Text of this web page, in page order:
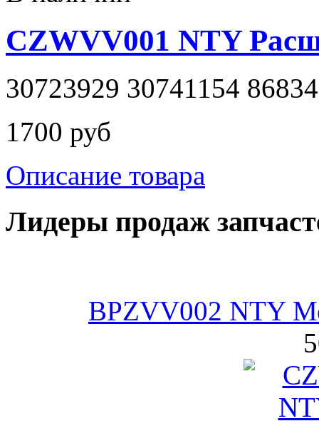
CZWVV001 NTY
30723929 30741154
1700 руб
Описание товара
Лидеры продаж
BPZVV002 NTY